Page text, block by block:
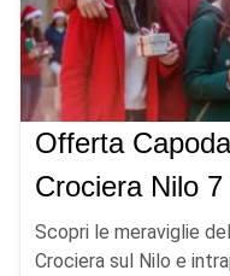
Offerta
Crociera Nilo
Scopri le meraviglie
Crociera sul Nilo e